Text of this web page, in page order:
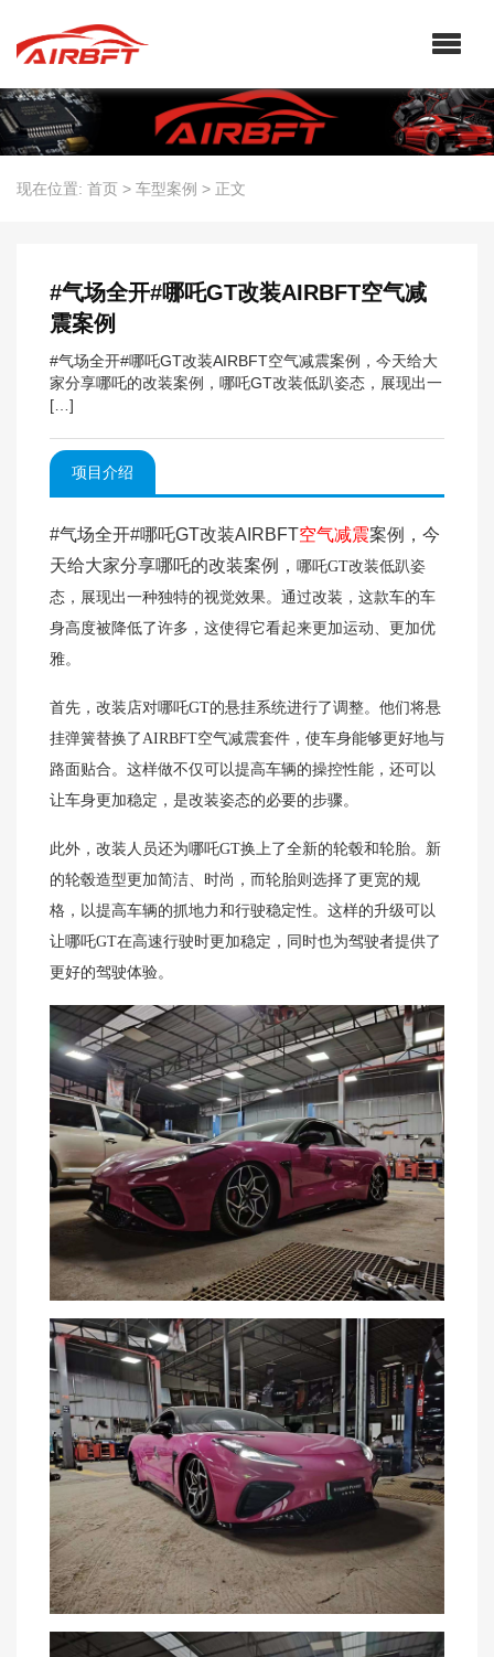
现在位置: 首页 > 车型案例 > 正文
#气场全开#哪吒GT改装AIRBFT空气减
震案例
#气场全开#哪吒GT改装AIRBFT空气减震案例，今天给大
家分享哪吒的改装案例，哪吒GT改装低趴姿态，展现出一
[…]
项目介绍
#气场全开#哪吒GT改装AIRBFT空气减震案例，今
天给大家分享哪吒的改装案例， 哪吒GT改装低趴姿
态，展现出一种独特的视觉效果。通过改装，这款车的车
身高度被降低了许多，这使得它看起来更加运动、更加优
雅。
首先，改装店对哪吒GT的悬挂系统进行了调整。他们将悬
挂弹簧替换了AIRBFT空气减震套件，使车身能够更好地与
路面贴合。这样做不仅可以提高车辆的操控性能，还可以
让车身更加稳定，是改装姿态的必要的步骤。
此外， 改装人员还为哪吒GT换上了全新的轮毂和轮胎。新
的轮毂造型更加简洁、时尚，而轮胎则选择了更宽的规
格，以提高车辆的抓地力和行驶稳定性。这样的升级可以
让哪吒GT在高速行驶时更加稳定，同时也为驾驶者提供了
更好的驾驶体验。